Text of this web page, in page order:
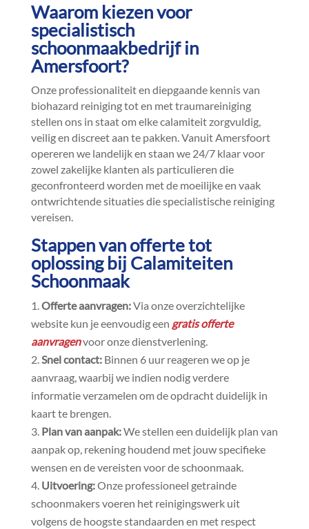
Waarom kiezen voor
specialistisch
schoonmaakbedrijf in
Amersfoort?
Onze professionaliteit en diepgaande kennis van
biohazard reiniging tot en met traumareiniging
stellen ons in staat om elke calamiteit zorgvuldig,
veilig en discreet aan te pakken.​ Vanuit Amersfoort
opereren we landelijk en staan we 24/7 klaar voor
zowel zakelijke klanten als particulieren die
geconfronteerd worden met de moeilijke en vaak
ontwrichtende situaties die specialistische reiniging
vereisen.​
Stappen van offerte tot
oplossing bij Calamiteiten
Schoonmaak
Offerte aanvragen:Via onze overzichtelijke
website kun je eenvoudig een gratis offerte
aanvragenvoor onze dienstverlening.​
Snel contact:Binnen 6 uur reageren we op je
aanvraag, waarbij we indien nodig verdere
informatie verzamelen om de opdracht duidelijk in
kaart te brengen.​
Plan van aanpak:We stellen een duidelijk plan van
aanpak op, rekening houdend met jouw specifieke
wensen en de vereisten voor de schoonmaak.​
Uitvoering:Onze professioneel getrainde
schoonmakers voeren het reinigingswerk uit
volgens de hoogste standaarden en met respect